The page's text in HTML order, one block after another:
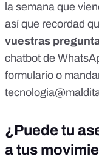
la semana que
así que recordad
vuestras
chatbot de
formulario o
¿Puede tu
a tus